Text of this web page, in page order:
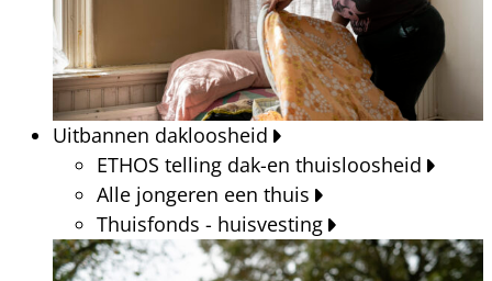
Uitbannen dakloosheid
ETHOS telling dak-en thuisloosheid
Alle jongeren een thuis
Thuisfonds - huisvesting